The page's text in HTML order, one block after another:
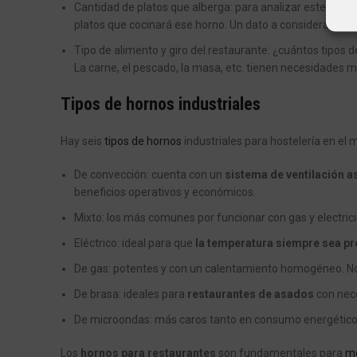
Cantidad de platos que alberga: para analizar este
platos que cocinará ese horno. Un dato a considerar es
Tipo de alimento y giro del restaurante: ¿cuántos tipos
La carne, el pescado, la masa, etc. tienen necesidades
Tipos de hornos industriales
Hay seis tipos de hornos industriales para hostelería en el
De convección: cuenta con un sistema de ventilación
beneficios operativos y económicos.
Mixto: los más comunes por funcionar con gas y
Eléctrico: ideal para que la temperatura siempre sea
De gas: potentes y con un calentamiento homogéneo.
De brasa: ideales para restaurantes de asados con
De microondas: más caros tanto en consumo
Los hornos para restaurantes son fundamentales para